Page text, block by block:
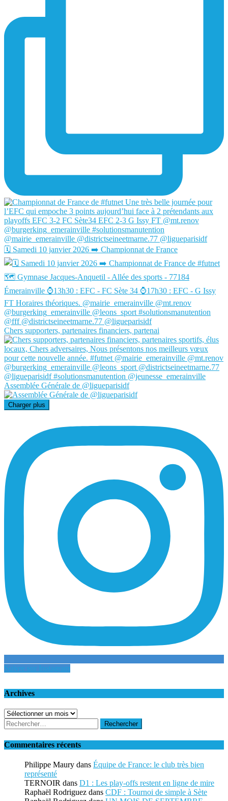
🗓️ Samedi 10 janvier 2026 ➡️ Championnat de France
Chers supporters, partenaires financiers, partenai
Assemblée Générale de @ligueparisidf
Charger plus
Suivre sur Instagram
Archives
Archives
Rechercher :
Commentaires récents
Philippe Maury dans Équipe de France: le club très bien
représenté
TERNOIR dans D1 : Les play-offs restent en ligne de mire
Raphaël Rodriguez dans CDF : Tournoi de simple à Sète